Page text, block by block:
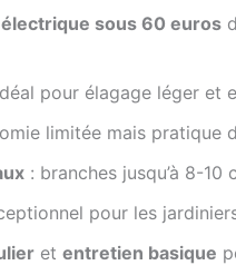
sous 60 euros
pour élagage léger et
limitée mais pratique
: branches jusqu’à 8-10
pour les
et entretien basique